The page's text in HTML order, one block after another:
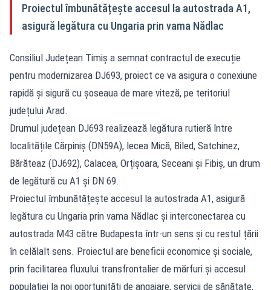
Proiectul îmbunătățește accesul la autostrada A1,
asigură legătura cu Ungaria prin vama Nădlac
Consiliul Județean Timiș a semnat contractul de execuție
pentru modernizarea DJ693, proiect ce va asigura o conexiune
rapidă și sigură cu șoseaua de mare viteză, pe teritoriul
județului Arad.
Drumul județean DJ693 realizează legătura rutieră între
localitățile Cărpiniș (DN59A), lecea Mică, Biled, Satchinez,
Bărăteaz (DJ692), Calacea, Orțișoara, Seceani și Fibiș, un drum
de legătură cu A1 și DN 69.
Proiectul îmbunătățește accesul la autostrada A1, asigură
legătura cu Ungaria prin vama Nădlac și interconectarea cu
autostrada M43 către Budapesta într-un sens și cu restul țării
în celălalt sens. Proiectul are beneficii economice și sociale,
prin facilitarea fluxului transfrontalier de mărfuri și accesul
populației la noi oportunități de angajare, servicii de sănătate,